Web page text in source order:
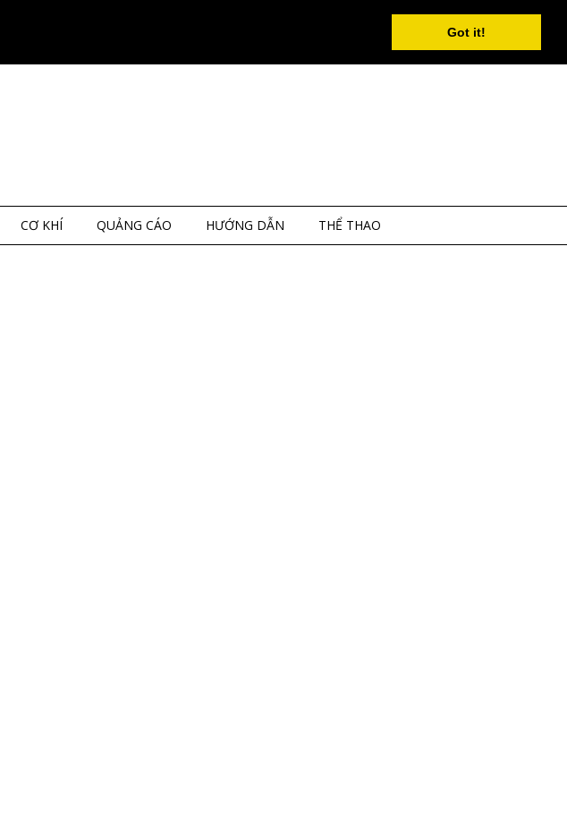
Got it!
CƠ KHÍ QUẢNG CÁO HƯỚNG DẪN THỂ THAO